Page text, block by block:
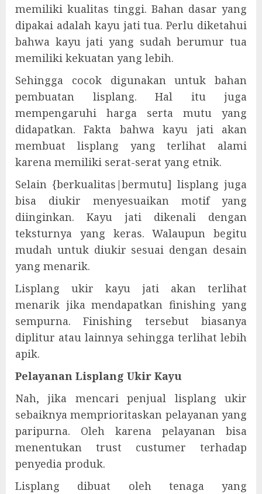
memiliki kualitas tinggi. Bahan dasar yang
dipakai adalah kayu jati tua. Perlu diketahui
bahwa kayu jati yang sudah berumur tua
memiliki kekuatan yang lebih.
Sehingga cocok digunakan untuk bahan
pembuatan lisplang. Hal itu juga
mempengaruhi harga serta mutu yang
didapatkan. Fakta bahwa kayu jati akan
membuat lisplang yang terlihat alami
karena memiliki serat-serat yang etnik.
Selain {berkualitas|bermutu] lisplang juga
bisa diukir menyesuaikan motif yang
diinginkan. Kayu jati dikenali dengan
teksturnya yang keras. Walaupun begitu
mudah untuk diukir sesuai dengan desain
yang menarik.
Lisplang ukir kayu jati akan terlihat
menarik jika mendapatkan finishing yang
sempurna. Finishing tersebut biasanya
diplitur atau lainnya sehingga terlihat lebih
apik.
Pelayanan Lisplang Ukir Kayu
Nah, jika mencari penjual lisplang ukir
sebaiknya memprioritaskan pelayanan yang
paripurna. Oleh karena pelayanan bisa
menentukan trust custumer terhadap
penyedia produk.
Lisplang dibuat oleh tenaga yang